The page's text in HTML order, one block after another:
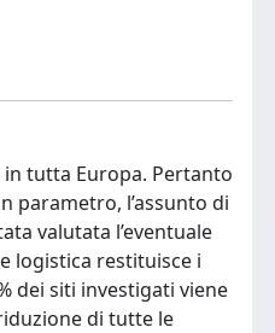
tutta Europa. Pertanto
parametro, l’assunto di
valutata l’eventuale
logistica restituisce i
dei siti investigati viene
di tutte le